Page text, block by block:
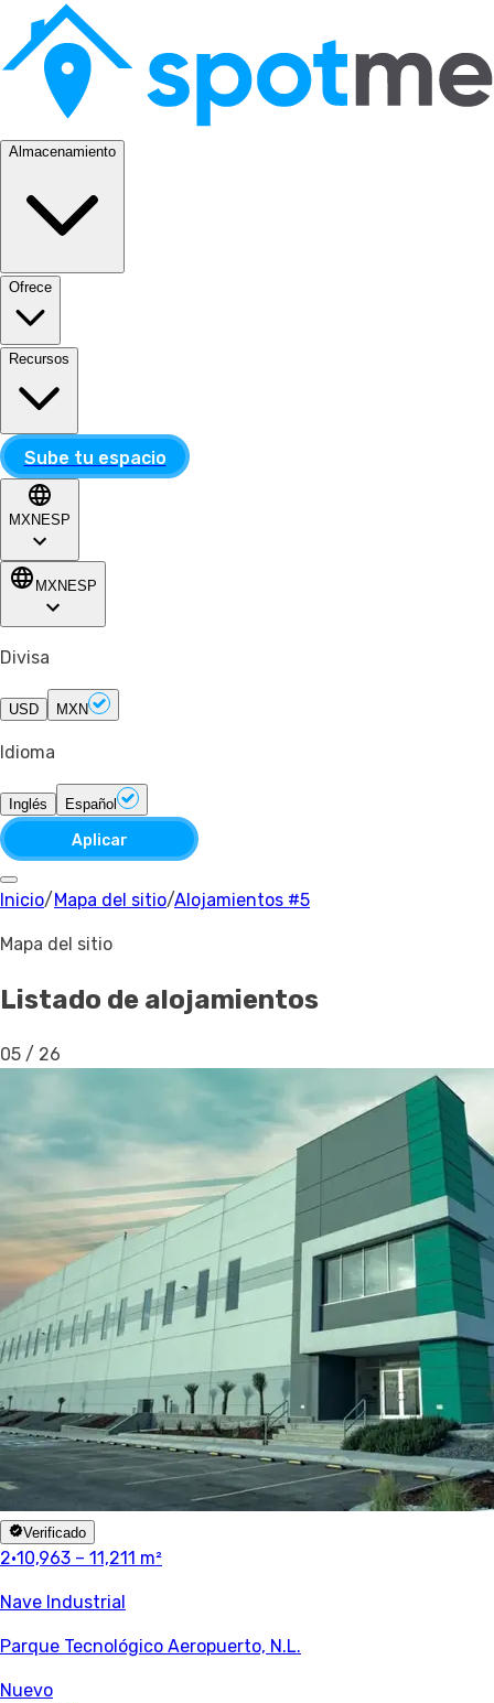
Almacenamiento
Ofrece
Recursos
Sube tu espacio
MXN ESP
MXN ESP
Divisa
USD MXN
Idioma
Inglés Español
Aplicar
Inicio/ Mapa del sitio/Alojamientos #5
Mapa del sitio
Listado de alojamientos
05 / 26
Verificado
2·10,963 – 11,211 m²
Nave Industrial
Parque Tecnológico Aeropuerto, N.L.
Nuevo